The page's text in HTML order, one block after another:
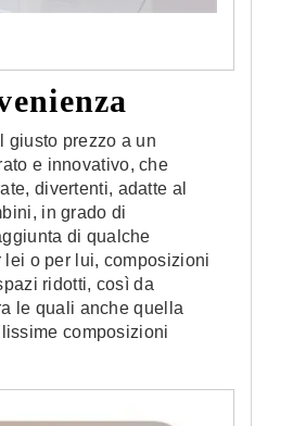
giusto prezzo a un
e innovativo, che
divertenti, adatte al
in grado di
di qualche
o per lui, composizioni
ridotti, così da
le quali anche quella
composizioni